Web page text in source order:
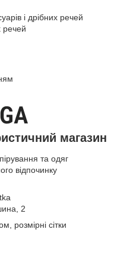
і дрібних речей
речей
магазин
та одяг
відпочинку
2
розмірні сітки